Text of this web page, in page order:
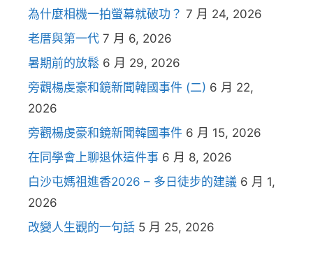
為什麼相機一拍螢幕就破功？ 7 月 24, 2026
老厝與第一代 7 月 6, 2026
暑期前的放鬆 6 月 29, 2026
旁觀楊虔豪和鏡新聞韓國事件 (二) 6 月 22,
2026
旁觀楊虔豪和鏡新聞韓國事件 6 月 15, 2026
在同學會上聊退休這件事 6 月 8, 2026
白沙屯媽祖進香2026 – 多日徒步的建議 6 月 1,
2026
改變人生觀的一句話 5 月 25, 2026